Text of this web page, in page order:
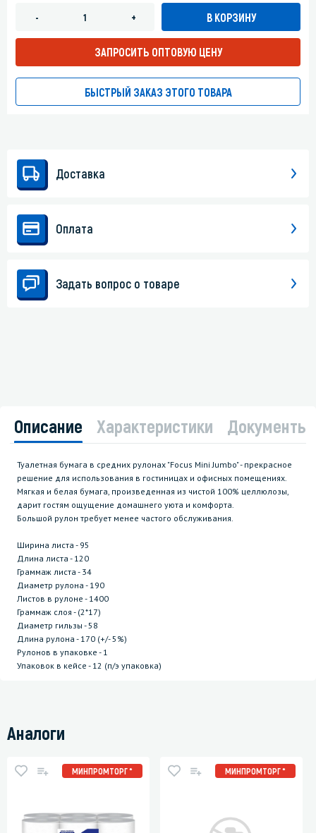
- + В КОРЗИНУ
ЗАПРОСИТЬ ОПТОВУЮ ЦЕНУ
БЫСТРЫЙ ЗАКАЗ ЭТОГО ТОВАРА
Доставка
Оплата
Задать вопрос о товаре
Описание Характеристики Документы
Туалетная бумага в средних рулонах "Focus Mini Jumbo" - прекрасное
решение для использования в гостиницах и офисных помещениях.
Мягкая и белая бумага, произведенная из чистой 100% целлюлозы,
дарит гостям ощущение домашнего уюта и комфорта.
Большой рулон требует менее частого обслуживания.
Ширина листа - 95
Длина листа - 120
Граммаж листа - 34
Диаметр рулона - 190
Листов в рулоне - 1400
Граммаж слоя - (2*17)
Диаметр гильзы - 58
Длина рулона - 170 (+/- 5%)
Рулонов в упаковке - 1
Упаковок в кейсе - 12 (п/э упаковка)
Аналоги
МИНПРОМТОРГ * МИНПРОМТОРГ *